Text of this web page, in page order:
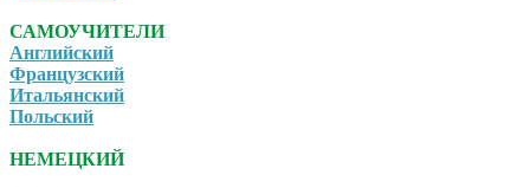
САМОУЧИТЕЛИ
Английский
Французский
Итальянский
Польский
НЕМЕЦКИЙ